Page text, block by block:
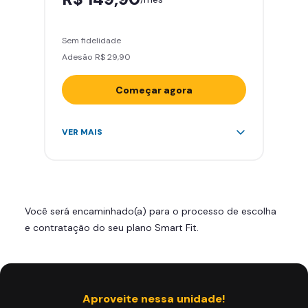
Sem fidelidade
Adesão R$ 29,90
Começar agora
Acesso ilimitado a +2.000
Skeelo App (Audiobook)*
Área de musculação e aeróbicos
VER MAIS
Você será encaminhado(a) para o processo de escolha
e contratação do seu plano Smart Fit.
Aproveite nessa unidade!